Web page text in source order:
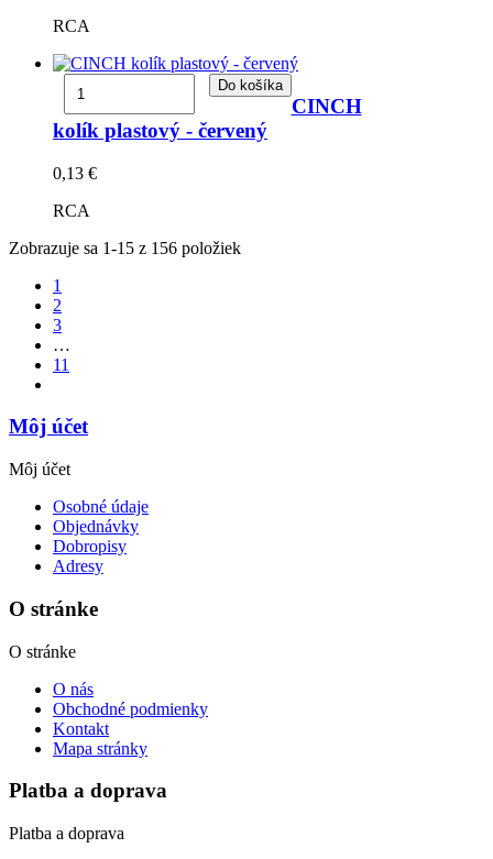
RCA
Do košíka
CINCH
kolík plastový - červený
0,13 €
RCA
Zobrazuje sa 1-15 z 156 položiek
1
2
3
…
11
Môj účet
Môj účet
Osobné údaje
Objednávky
Dobropisy
Adresy
O stránke
O stránke
O nás
Obchodné podmienky
Kontakt
Mapa stránky
Platba a doprava
Platba a doprava